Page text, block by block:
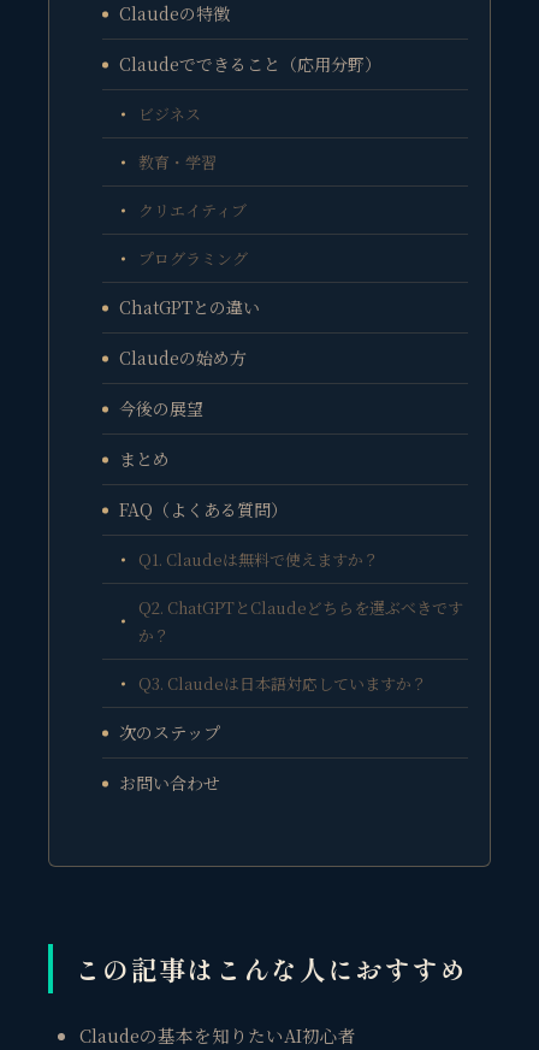
Claudeの特徴
Claudeでできること（応用分野）
ビジネス
教育・学習
クリエイティブ
プログラミング
ChatGPTとの違い
Claudeの始め方
今後の展望
まとめ
FAQ（よくある質問）
Q1. Claudeは無料で使えますか？
Q2. ChatGPTとClaudeどちらを選ぶべきです
か？
Q3. Claudeは日本語対応していますか？
次のステップ
お問い合わせ
この記事はこんな人におすすめ
Claudeの基本を知りたいAI初心者